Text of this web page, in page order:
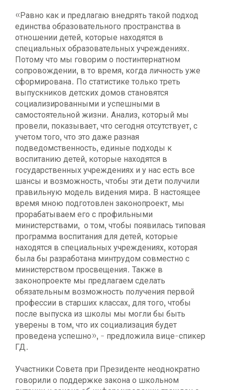
«Равно как и предлагаю внедрять такой подход
единства образовательного пространства в
отношении детей, которые находятся в
специальных образовательных учреждениях.
Потому что мы говорим о постинтернатном
сопровождении, в то время, когда личность уже
сформирована. По статистике только треть
выпускников детских домов становятся
социализированными и успешными в
самостоятельной жизни. Анализ, который мы
провели, показывает, что сегодня отсутствует, с
учетом того, что это даже разная
подведомственность, единые подходы к
воспитанию детей, которые находятся в
государственных учреждениях и у нас есть все
шансы и возможность, чтобы эти дети получили
правильную модель видения мира. В настоящее
время мною подготовлен законопроект, мы
прорабатываем его с профильными
министерствами, о том, чтобы появилась типовая
программа воспитания для детей, которые
находятся в специальных учреждениях, которая
была бы разработана минтрудом совместно с
министерством просвещения. Также в
законопроекте мы предлагаем сделать
обязательным возможность получения первой
профессии в старших классах, для того, чтобы
после выпуска из школы мы могли бы быть
уверены в том, что их социализация будет
проведена успешно», - предложила вице-спикер
ГД.
Участники Совета при Президенте неоднократно
говорили о поддержке закона о школьном